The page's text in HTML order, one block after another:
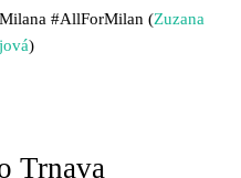
#AllForMilan (Zuzana
)
Trnava